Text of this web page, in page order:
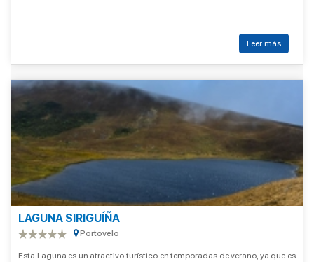
Leer más
LAGUNA SIRIGUÍÑA
Portovelo
Esta Laguna es un atractivo turístico en temporadas de verano, ya que es